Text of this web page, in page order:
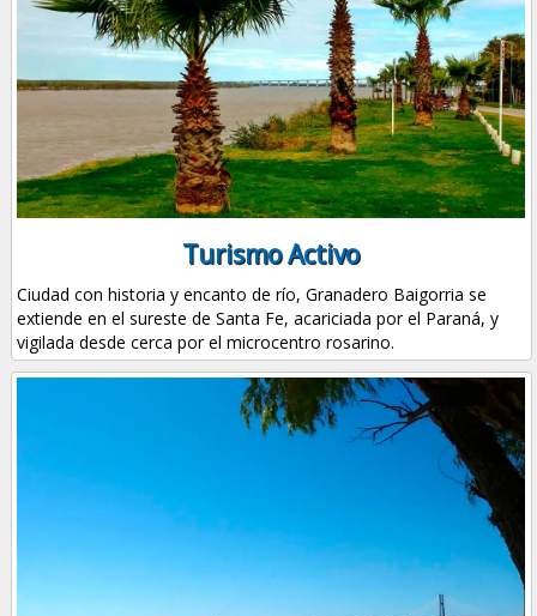
Turismo Activo
Ciudad con historia y encanto de río, Granadero Baigorria se
extiende en el sureste de Santa Fe, acariciada por el Paraná, y
vigilada desde cerca por el microcentro rosarino.